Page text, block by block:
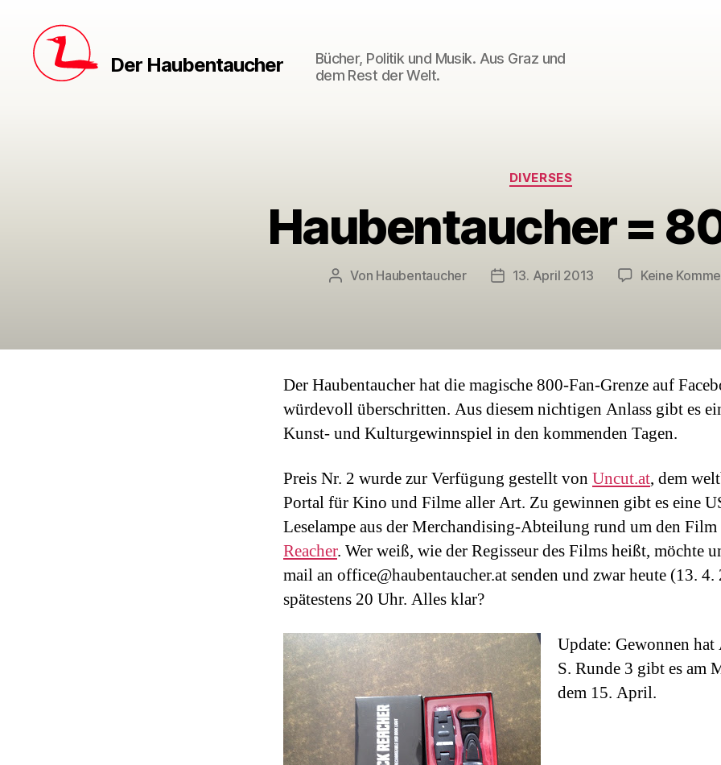
Der Haubentaucher
Bücher, Politik und Musik. Aus Graz und
dem Rest der Welt.
Kategorien
DIVERSES
Haubentaucher =
Beitragsautor
Von Haubentaucher Veröffentlichungsdatum
13. April 2013 Keine
Der Haubentaucher hat die magische 800-Fan-Grenze auf
würdevoll überschritten. Aus diesem nichtigen Anlass gibt es
Kunst- und Kulturgewinnspiel in den kommenden Tagen.
Preis Nr. 2 wurde zur Verfügung gestellt von Uncut.at, dem
Portal für Kino und Filme aller Art. Zu gewinnen gibt es eine
Leselampe aus der Merchandising-Abteilung rund um den Film
Reacher. Wer weiß, wie der Regisseur des Films heißt, möchte
mail an office@haubentaucher.at senden und zwar heute (13.
spätestens 20 Uhr. Alles klar?
Update: Gewonnen
S. Runde 3 gibt es am
dem 15. April.